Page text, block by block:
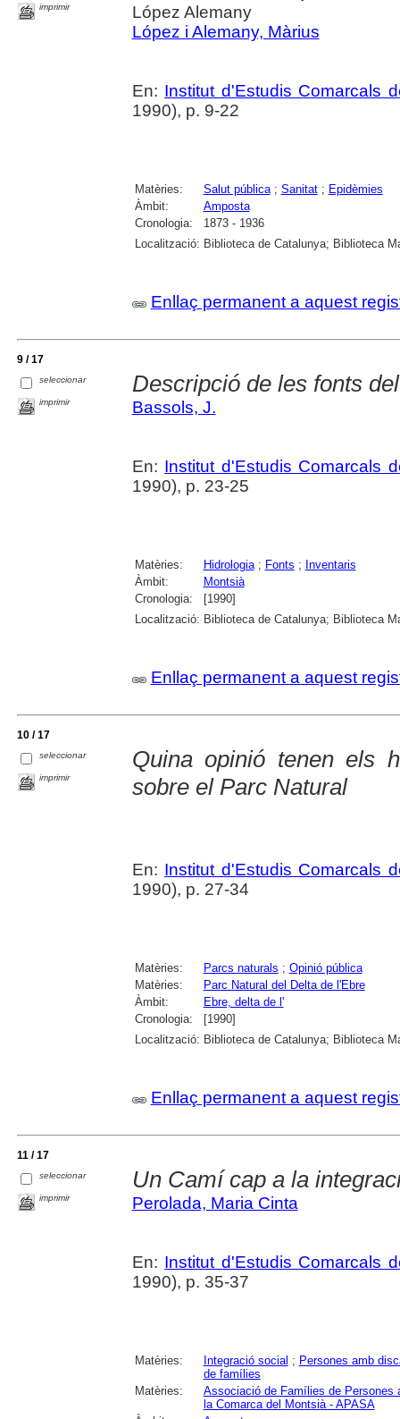
imprimir
López Alemany
López i Alemany, Màrius
En: Institut d'Estudis Comarcals
1990), p. 9-22
Matèries: Salut pública; Sanitat; Epidèmies
Àmbit:
Amposta
Cronologia:
1873 - 1936
Localització: Biblioteca de Catalunya; Biblioteca
Enllaç permanent a aquest
9 / 17
seleccionar
imprimir
Descripció de les fonts
Bassols, J.
En: Institut d'Estudis Comarcals
1990), p. 23-25
Matèries: Hidrologia; Fonts ; Inventaris
Àmbit:
Montsià
Cronologia:
[1990]
Localització: Biblioteca de Catalunya; Biblioteca
Enllaç permanent a aquest
10 / 17
seleccionar
imprimir
Quina opinió tenen els
sobre el Parc Natural
En: Institut d'Estudis Comarcals
1990), p. 27-34
Matèries: Parcs naturals ; Opinió pública
Matèries:
Parc Natural del Delta de l'Ebre
Àmbit:
Ebre, delta de l'
Cronologia:
[1990]
Localització: Biblioteca de Catalunya; Biblioteca
Enllaç permanent a aquest
11 / 17
seleccionar
imprimir
Un Camí cap a la
Perolada, Maria Cinta
En: Institut d'Estudis Comarcals
1990), p. 35-37
Matèries: Integració social ; Persones amb
de famílies
Matèries:
Associació de Famílies de Persones
la Comarca del Montsià - APASA